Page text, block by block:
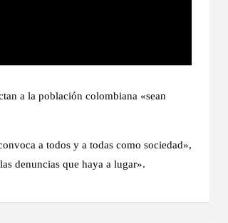
a la población colombiana «sean
a todos y a todas como sociedad»,
denuncias que haya a lugar».